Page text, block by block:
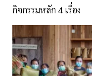
กิจกรรมหลัก 4 เรื่อง